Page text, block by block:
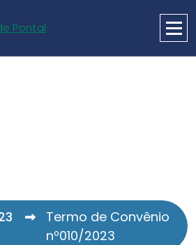
Termo de Convênio
nº010/2023